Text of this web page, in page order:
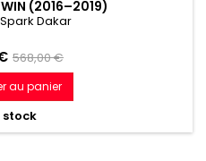
(2016–2019)
Dakar
Prix
de
référence
568,00 €
au panier
stock